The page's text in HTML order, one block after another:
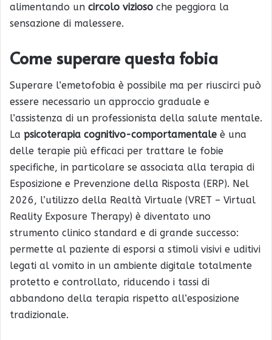
alimentando un circolo vizioso che peggiora la
sensazione di malessere.
Come superare questa fobia
Superare l’emetofobia è possibile ma per riuscirci può
essere necessario un approccio graduale e
l’assistenza di un professionista della salute mentale.
La psicoterapia cognitivo-comportamentale è una
delle terapie più efficaci per trattare le fobie
specifiche, in particolare se associata alla terapia di
Esposizione e Prevenzione della Risposta (ERP). Nel
2026, l’utilizzo della Realtà Virtuale (VRET – Virtual
Reality Exposure Therapy) è diventato uno
strumento clinico standard e di grande successo:
permette al paziente di esporsi a stimoli visivi e uditivi
legati al vomito in un ambiente digitale totalmente
protetto e controllato, riducendo i tassi di
abbandono della terapia rispetto all’esposizione
tradizionale.